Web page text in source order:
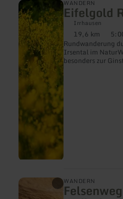
WANDERN
Eifelgold
Irrhausen
Distanz:
19,6 km Dauer:
Rundwanderung
Irsental im
besonders zur
mehr
erfahren
zu:
Eifelgold
Route
WANDERN
mehr
zu: